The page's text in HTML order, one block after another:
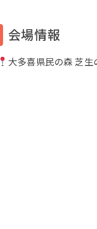
会場情報
大多喜県民の森 芝生